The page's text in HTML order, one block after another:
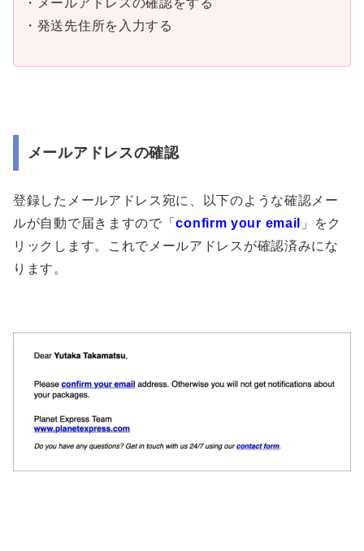
・メールアドレスの確認をする
・発送先住所を入力する
メールアドレスの確認
登録したメールアドレス宛に、以下のような確認メー
ルが自動で届きますので「confirm your email
」をク
リックします。これでメールアドレスが確認済みにな
ります。